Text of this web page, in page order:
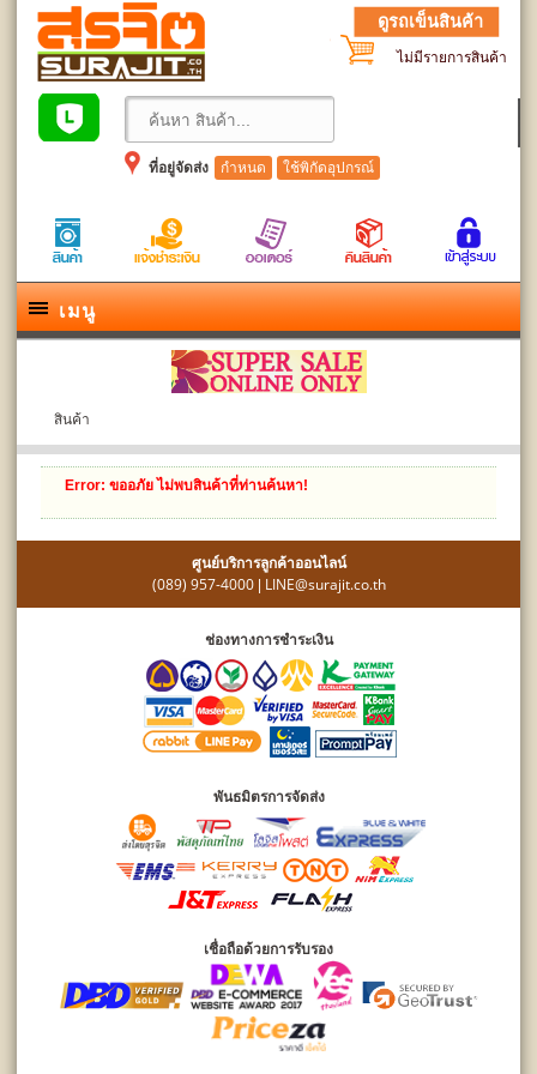
ดูรถเข็นสินค้า
ไม่มีรายการสินค้า
ที่อยู่จัดส่ง กำหนด ใช้พิกัดอุปกรณ์
เมนู
สินค้า
Error: ขออภัย ไม่พบสินค้าที่ท่านค้นหา!
ศูนย์บริการลูกค้าออนไลน์
(089) 957-4000| LINE@surajit.co.th
ช่องทางการชำระเงิน
พันธมิตรการจัดส่ง
เชื่อถือด้วยการรับรอง